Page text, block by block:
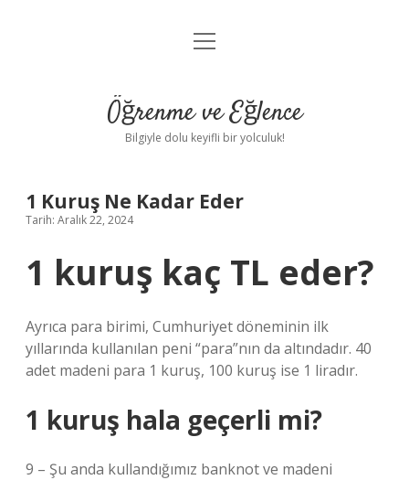
Anasayfa
Yasal Uyarı
menüyü
Öğrenme ve Eğlence
Bilgiyle dolu keyifli bir yolculuk!
1 Kuruş Ne Kadar Eder
Tarih: Aralık 22, 2024
1 kuruş kaç TL eder?
Ayrıca para birimi, Cumhuriyet döneminin ilk
yıllarında kullanılan peni “para”nın da altındadır. 40
adet madeni para 1 kuruş, 100 kuruş ise 1 liradır.
1 kuruş hala geçerli mi?
9 – Şu anda kullandığımız banknot ve madeni